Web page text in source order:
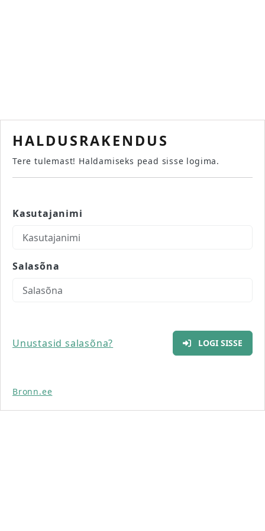
HALDUSRAKENDUS
Tere tulemast! Haldamiseks pead sisse logima.
Kasutajanimi
Salasõna
Unustasid salasõna? LOGI SISSE
Bronn.ee